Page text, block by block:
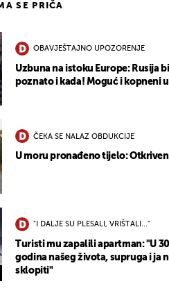
SE PRIČA
OBAVJEŠTAJNO UPOZORENJE
Uzbuna na istoku Europe: Rusija
poznato i kada! Moguć i kopneni
ČEKA SE NALAZ OBDUKCIJE
U moru pronađeno tijelo:
"I DALJE SU PLESALI, VRIŠTALI..."
Turisti mu zapalili apartman: "U
godina našeg života, supruga i ja
sklopiti"